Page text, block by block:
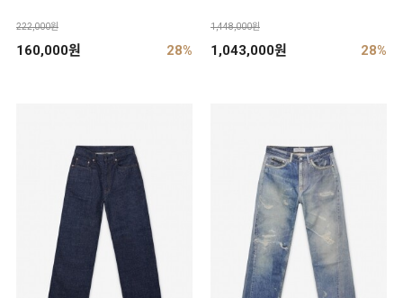
222,000원
160,000원 28%
1,448,000원
1,043,000원 28%